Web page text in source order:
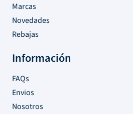
Marcas
Novedades
Rebajas
Información
FAQs
Envios
Nosotros